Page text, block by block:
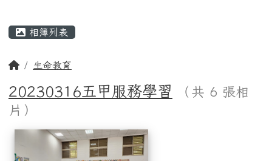
相簿列表
回首頁生命教育
20230316五甲服務學習
（共 6 張相
片）
相簿列表 20230316五甲服務學習